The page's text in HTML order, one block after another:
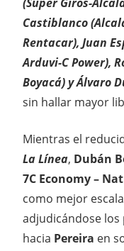
Castiblanco
Rentacar), Juan
Arduvi-C Power),
Boyacá) y Álvaro
sin hallar mayor
Mientras el
La Línea, Dubán
7C Economy –
como mejor
adjudicándose los
hacia Pereira en